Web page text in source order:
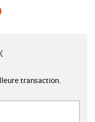
transaction.